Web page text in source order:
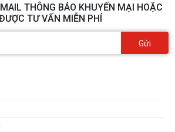
THÔNG BÁO KHUYẾN MẠI HOẶC
TƯ VẤN MIỄN PHÍ
Gửi